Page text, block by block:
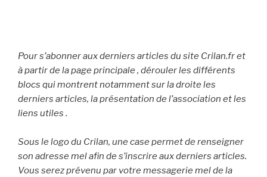
Pour s’abonner aux derniers articles du site Crilan.fr et
à partir de la page principale , dérouler les différents
blocs qui montrent notammentsur la droite les
derniers articles, la présentation de l’association et les
liens utiles .
Sous le logo du Crilan, une case permet de renseigner
son adresse mel afin de s’inscrire aux derniers articles.
Vous serez prévenu par votre messagerie mel de la